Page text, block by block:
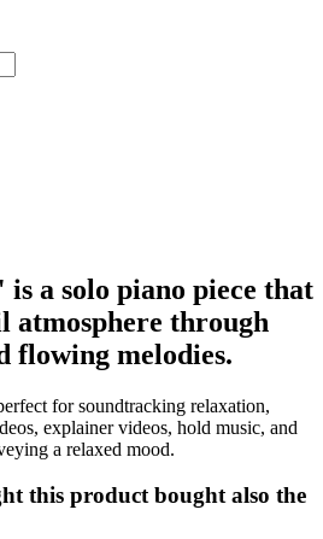
a solo piano piece that
atmosphere through
flowing melodies.
for soundtracking relaxation,
explainer videos, hold music, and
a relaxed mood.
this product bought also the